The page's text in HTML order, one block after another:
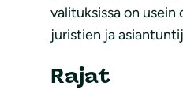
valituksissa on
juristien ja
Rajat